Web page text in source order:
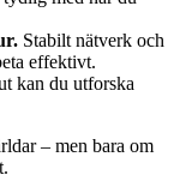
Stabilt nätverk och
effektivt.
kan du utforska
– men bara om